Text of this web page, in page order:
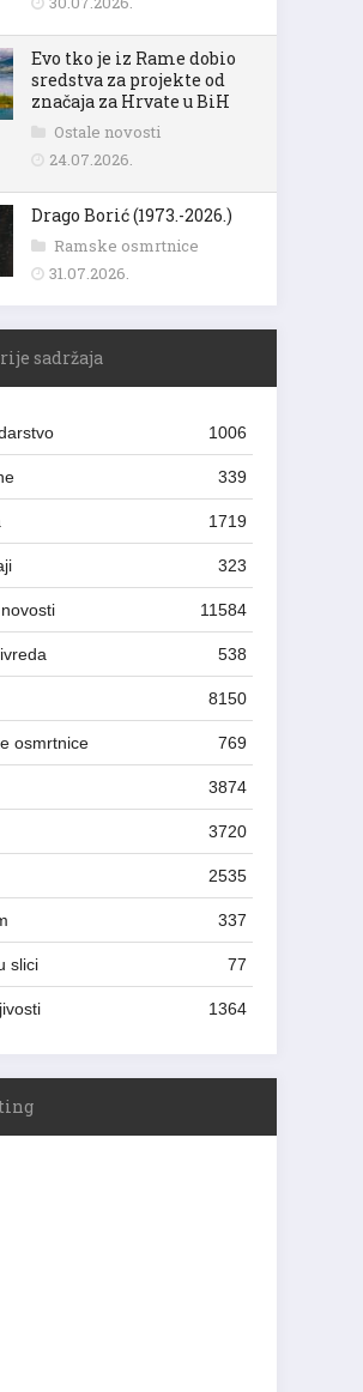
Evo tko je iz Rame dobio
sredstva za projekte od
značaja za Hrvate u BiH
Ostale novosti
24.07.2026.
Drago Borić (1973.-2026.)
Ramske osmrtnice
31.07.2026.
sadržaja
1006
339
1719
323
11584
538
8150
osmrtnice 769
3874
3720
2535
337
slici 77
1364